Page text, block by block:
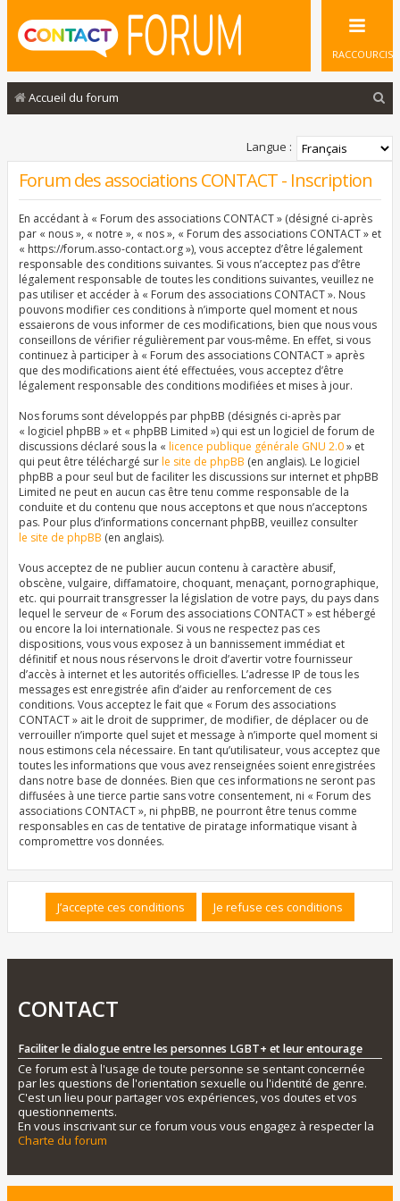
RACCOURCIS
Accueil du forum
c
Langue :
Forum des associations CONTACT - Inscription
En accédant à « Forum des associations CONTACT » (désigné ci-après
par « nous », « notre », « nos », « Forum des associations CONTACT » et
« https://forum.asso-contact.org »), vous acceptez d’être légalement
responsable des conditions suivantes. Si vous n’acceptez pas d’être
légalement responsable de toutes les conditions suivantes, veuillez ne
pas utiliser et accéder à « Forum des associations CONTACT ». Nous
pouvons modifier ces conditions à n’importe quel moment et nous
essaierons de vous informer de ces modifications, bien que nous vous
conseillons de vérifier régulièrement par vous-même. En effet, si vous
continuez à participer à « Forum des associations CONTACT » après
que des modifications aient été effectuées, vous acceptez d’être
légalement responsable des conditions modifiées et mises à jour.
Nos forums sont développés par phpBB (désignés ci-après par
« logiciel phpBB » et « phpBB Limited ») qui est un logiciel de forum de
discussions déclaré sous la « licence publique générale GNU 2.0» et
qui peut être téléchargé surle site de phpBB (en anglais). Le logiciel
phpBB a pour seul but de faciliter les discussions sur internet et phpBB
Limited ne peut en aucun cas être tenu comme responsable de la
conduite et du contenu que nous acceptons et que nous n’acceptons
pas. Pour plus d’informations concernant phpBB, veuillez consulter
le site de phpBB (en anglais).
Vous acceptez de ne publier aucun contenu à caractère abusif,
obscène, vulgaire, diffamatoire, choquant, menaçant, pornographique,
etc. qui pourrait transgresser la législation de votre pays, du pays dans
lequel le serveur de « Forum des associations CONTACT » est hébergé
ou encore la loi internationale. Si vous ne respectez pas ces
dispositions, vous vous exposez à un bannissement immédiat et
définitif et nous nous réservons le droit d’avertir votre fournisseur
d’accès à internet et les autorités officielles. L’adresse IP de tous les
messages est enregistrée afin d’aider au renforcement de ces
conditions. Vous acceptez le fait que « Forum des associations
CONTACT » ait le droit de supprimer, de modifier, de déplacer ou de
verrouiller n’importe quel sujet et message à n’importe quel moment si
nous estimons cela nécessaire. En tant qu’utilisateur, vous acceptez que
toutes les informations que vous avez renseignées soient enregistrées
dans notre base de données. Bien que ces informations ne seront pas
diffusées à une tierce partie sans votre consentement, ni « Forum des
associations CONTACT », ni phpBB, ne pourront être tenus comme
responsables en cas de tentative de piratage informatique visant à
compromettre vos données.
CONTACT
Faciliter le dialogue entre les personnes LGBT+ et leur entourage
Ce forum est à l'usage de toute personne se sentant concernée
par les questions de l'orientation sexuelle ou l'identité de genre.
C'est un lieu pour partager vos expériences, vos doutes et vos
questionnements.
En vous inscrivant sur ce forum vous vous engagez à respecter la
Charte du forum